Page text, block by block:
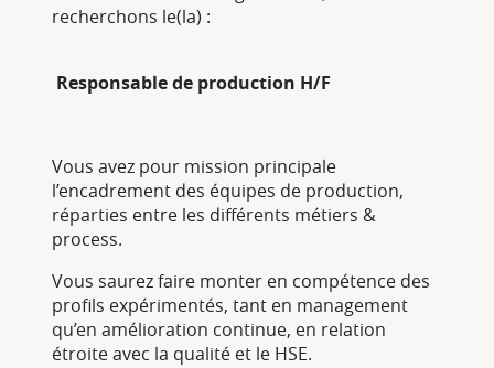
recherchons le(la) :
Responsable de production H/F
Vous avez pour mission principale
l’encadrement des équipes de production,
réparties entre les différents métiers &
process.
Vous saurez faire monter en compétence des
profils expérimentés, tant en management
qu’en amélioration continue, en relation
étroite avec la qualité et le HSE.